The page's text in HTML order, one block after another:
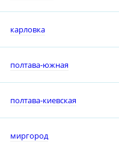
карловка
полтава-южная
полтава-киевская
миргород